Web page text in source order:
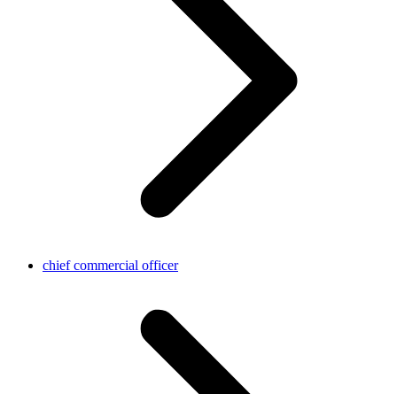
chief commercial officer